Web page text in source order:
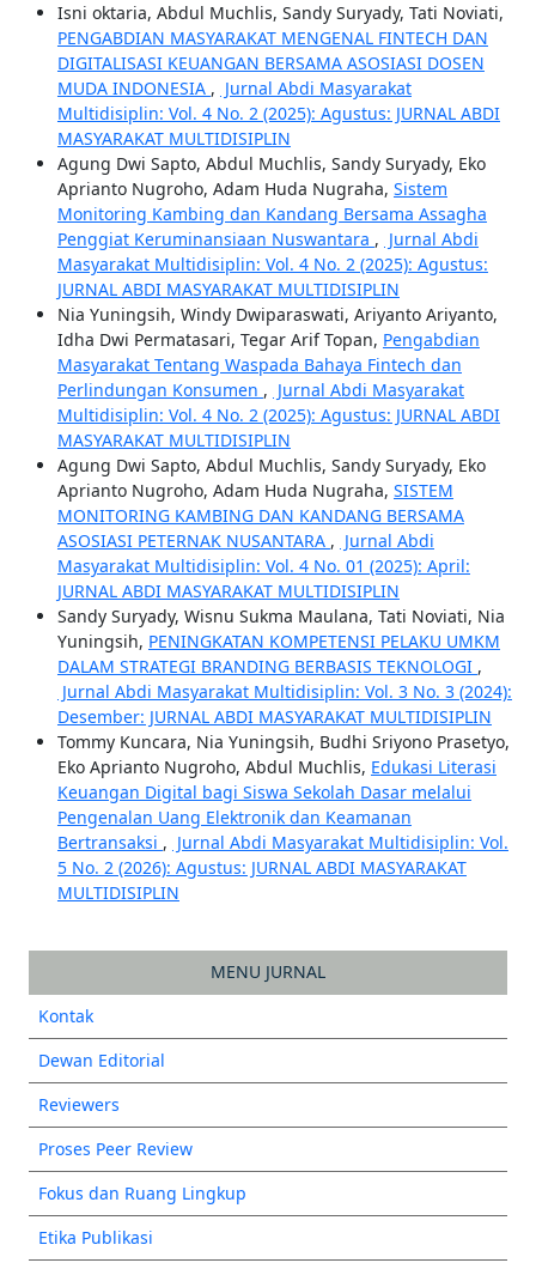
Isni oktaria, Abdul Muchlis, Sandy Suryady, Tati Noviati,
PENGABDIAN MASYARAKAT MENGENAL FINTECH DAN
DIGITALISASI KEUANGAN BERSAMA ASOSIASI DOSEN
MUDA INDONESIA , Jurnal Abdi Masyarakat
Multidisiplin: Vol. 4 No. 2 (2025): Agustus: JURNAL ABDI
MASYARAKAT MULTIDISIPLIN
Agung Dwi Sapto, Abdul Muchlis, Sandy Suryady, Eko
Aprianto Nugroho, Adam Huda Nugraha, Sistem
Monitoring Kambing dan Kandang Bersama Assagha
Penggiat Keruminansiaan Nuswantara , Jurnal Abdi
Masyarakat Multidisiplin: Vol. 4 No. 2 (2025): Agustus:
JURNAL ABDI MASYARAKAT MULTIDISIPLIN
Nia Yuningsih, Windy Dwiparaswati, Ariyanto Ariyanto,
Idha Dwi Permatasari, Tegar Arif Topan, Pengabdian
Masyarakat Tentang Waspada Bahaya Fintech dan
Perlindungan Konsumen , Jurnal Abdi Masyarakat
Multidisiplin: Vol. 4 No. 2 (2025): Agustus: JURNAL ABDI
MASYARAKAT MULTIDISIPLIN
Agung Dwi Sapto, Abdul Muchlis, Sandy Suryady, Eko
Aprianto Nugroho, Adam Huda Nugraha, SISTEM
MONITORING KAMBING DAN KANDANG BERSAMA
ASOSIASI PETERNAK NUSANTARA , Jurnal Abdi
Masyarakat Multidisiplin: Vol. 4 No. 01 (2025): April:
JURNAL ABDI MASYARAKAT MULTIDISIPLIN
Sandy Suryady, Wisnu Sukma Maulana, Tati Noviati, Nia
Yuningsih, PENINGKATAN KOMPETENSI PELAKU UMKM
DALAM STRATEGI BRANDING BERBASIS TEKNOLOGI ,
Jurnal Abdi Masyarakat Multidisiplin: Vol. 3 No. 3 (2024):
Desember: JURNAL ABDI MASYARAKAT MULTIDISIPLIN
Tommy Kuncara, Nia Yuningsih, Budhi Sriyono Prasetyo,
Eko Aprianto Nugroho, Abdul Muchlis, Edukasi Literasi
Keuangan Digital bagi Siswa Sekolah Dasar melalui
Pengenalan Uang Elektronik dan Keamanan
Bertransaksi , Jurnal Abdi Masyarakat Multidisiplin: Vol.
5 No. 2 (2026): Agustus: JURNAL ABDI MASYARAKAT
MULTIDISIPLIN
MENU JURNAL
Kontak
Dewan Editorial
Reviewers
Proses Peer Review
Fokus dan Ruang Lingkup
Etika Publikasi